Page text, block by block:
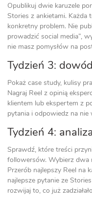
Opublikuj dwie karuzele
Stories z ankietami.
konkretny problem. Nie
prowadzić social media”,
nie masz pomysłów na
Tydzień 3:
Pokaż case study, kulisy
Nagraj Reel z opinią
klientem lub ekspertem z
pytania i odpowiedz na
Tydzień 4:
Sprawdź, które treści
followersów. Wybierz dwa
Przerób najlepszy Reel na
najlepsze pytanie ze
rozwijaj to, co już